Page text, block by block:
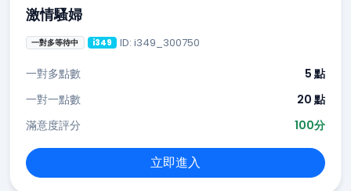
激情騷婦
一對多等待中 i349 ID: i349_300750
一對多點數
5 點
一對一點數
20 點
滿意度評分
100分
立即進入